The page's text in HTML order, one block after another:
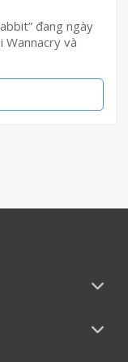
đang ngày
Wannacry và